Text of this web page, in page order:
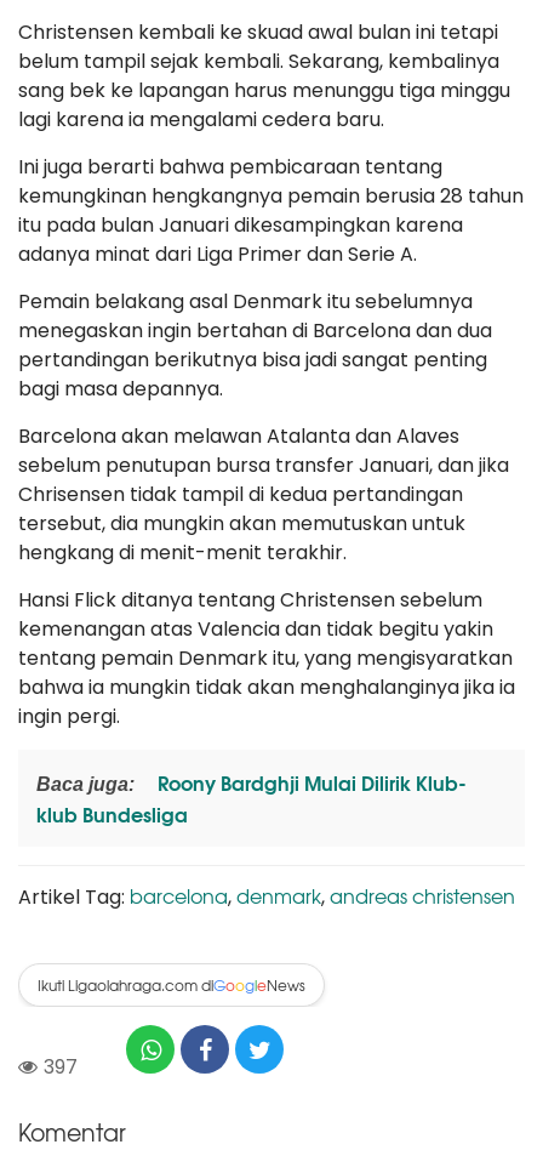
Christensen kembali ke skuad awal bulan ini tetapi
belum tampil sejak kembali. Sekarang, kembalinya
sang bek ke lapangan harus menunggu tiga minggu
lagi karena ia mengalami cedera baru.
Ini juga berarti bahwa pembicaraan tentang
kemungkinan hengkangnya pemain berusia 28 tahun
itu pada bulan Januari dikesampingkan karena
adanya minat dari Liga Primer dan Serie A.
Pemain belakang asal Denmark itu sebelumnya
menegaskan ingin bertahan di Barcelona dan dua
pertandingan berikutnya bisa jadi sangat penting
bagi masa depannya.
Barcelona akan melawan Atalanta dan Alaves
sebelum penutupan bursa transfer Januari, dan jika
Chrisensen tidak tampil di kedua pertandingan
tersebut, dia mungkin akan memutuskan untuk
hengkang di menit-menit terakhir.
Hansi Flick ditanya tentang Christensen sebelum
kemenangan atas Valencia dan tidak begitu yakin
tentang pemain Denmark itu, yang mengisyaratkan
bahwa ia mungkin tidak akan menghalanginya jika ia
ingin pergi.
Baca juga:
Roony Bardghji Mulai Dilirik Klub-
klub Bundesliga
Artikel Tag: barcelona,denmark,andreas christensen
Ikuti Ligaolahraga.com diGoogleNews
397
Komentar